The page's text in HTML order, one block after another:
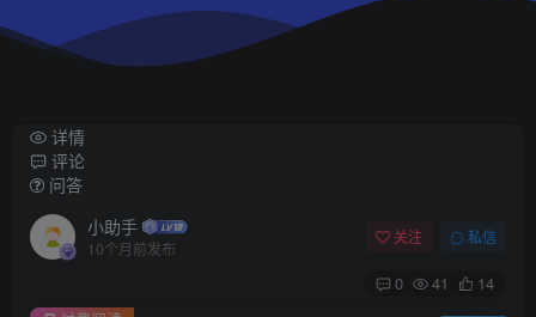
详情
评论
问答
小助手
10个月前发布
关注 私信
0 41
14